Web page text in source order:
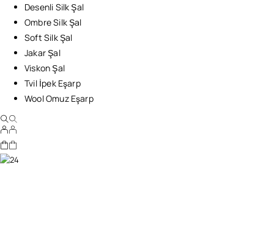
Desenli Silk Şal
Ombre Silk Şal
Soft Silk Şal
Jakar Şal
Viskon Şal
Tvil İpek Eşarp
Wool Omuz Eşarp